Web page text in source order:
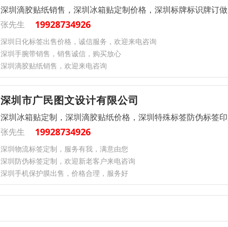
深圳滴胶贴纸销售，深圳冰箱贴定制价格，深圳标牌标识牌订做
张先生
19928734926
深圳日化标签出售价格，诚信服务，欢迎来电咨询
深圳手腕带销售，销售诚信，购买放心
深圳滴胶贴纸销售，欢迎来电咨询
深圳市广民图文设计有限公司
深圳冰箱贴定制，深圳滴胶贴纸价格，深圳特殊标签防伪标签
张先生
19928734926
深圳物流标签定制，服务有我，满意由您
深圳防伪标签定制，欢迎新老客户来电咨询
深圳手机保护膜出售，价格合理，服务好